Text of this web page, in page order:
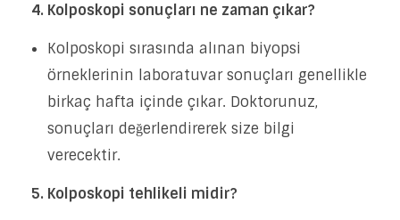
4. Kolposkopi sonuçları ne zaman çıkar?
Kolposkopi sırasında alınan biyopsi
örneklerinin laboratuvar sonuçları genellikle
birkaç hafta içinde çıkar. Doktorunuz,
sonuçları değerlendirerek size bilgi
verecektir.
5. Kolposkopi tehlikeli midir?